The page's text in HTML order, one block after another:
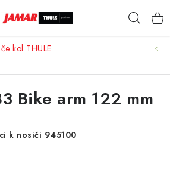
kol THULE
Bike arm 122 mm
k nosiči 945100